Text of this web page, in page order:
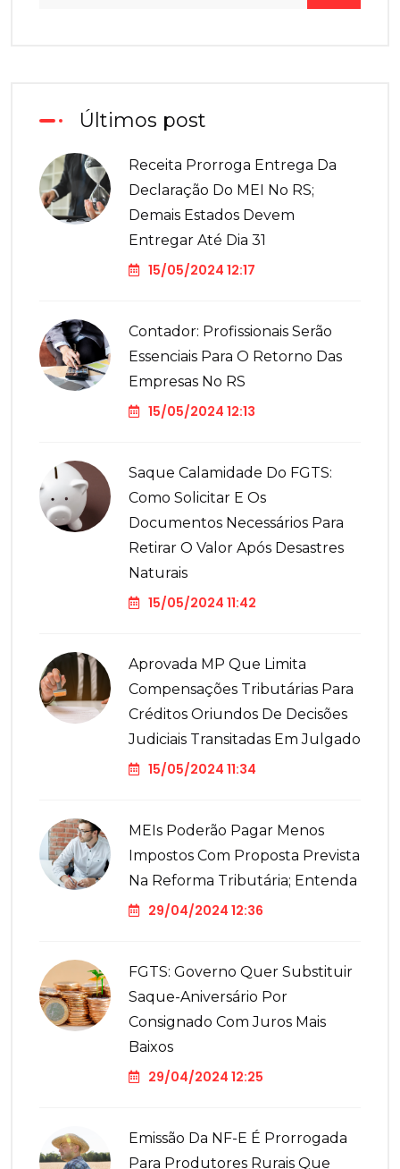
Últimos post
Receita Prorroga Entrega Da
Declaração Do MEI No RS;
Demais Estados Devem
Entregar Até Dia 31
15/05/2024 12:17
Contador: Profissionais Serão
Essenciais Para O Retorno Das
Empresas No RS
15/05/2024 12:13
Saque Calamidade Do FGTS:
Como Solicitar E Os
Documentos Necessários Para
Retirar O Valor Após Desastres
Naturais
15/05/2024 11:42
Aprovada MP Que Limita
Compensações Tributárias Para
Créditos Oriundos De Decisões
Judiciais Transitadas Em Julgado
15/05/2024 11:34
MEIs Poderão Pagar Menos
Impostos Com Proposta Prevista
Na Reforma Tributária; Entenda
29/04/2024 12:36
FGTS: Governo Quer Substituir
Saque-Aniversário Por
Consignado Com Juros Mais
Baixos
29/04/2024 12:25
Emissão Da NF-E É Prorrogada
Para Produtores Rurais Que